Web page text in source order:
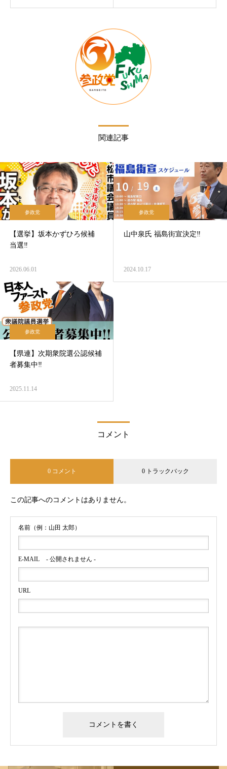
関連記事
参政党
【選挙】坂本かずひろ候補
当選‼
2026.06.01
参政党
山中泉氏 福島街宣決定‼
2024.10.17
参政党
【県連】次期衆院選公認候補
者募集中‼
2025.11.14
コメント
0 コメント 0 トラックバック
この記事へのコメントはありません。
名前（例：山田 太郎）
E-MAIL - 公開されません -
URL